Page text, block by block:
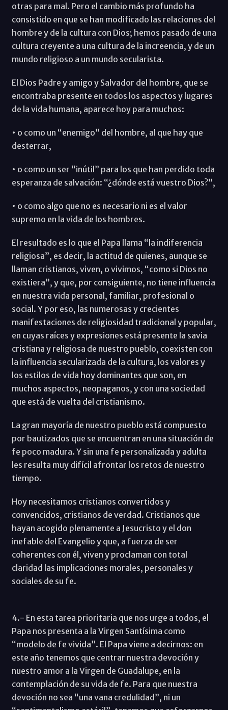
otras para mal. Pero el cambio más profundo ha
consistido en que se han modificado las relaciones del
hombre y de la cultura con Dios; hemos pasado de una
cultura creyente a una cultura de la increencia, y de un
mundo religioso a un mundo secularista.
El Dios Padre y amigo y Salvador del hombre, que se
encontraba presente en todos los aspectos y lugares
de la vida humana, aparece hoy para muchos:
• o como un “enemigo” del hombre, al que hay que
desterrar,
• o como un ser “inútil” para los que han perdido toda
esperanza de salvación: “¿dónde está vuestro Dios?”,
• o como algo que no es necesario ni es el valor
supremo en la vida de los hombres.
El resultado es lo que el Papa llama “la indiferencia
religiosa”, es decir, la actitud de quienes, aunque se
llaman cristianos, viven, o vivimos, “como si Dios no
existiera”, y que, por consiguiente, no tiene influencia
en nuestra vida personal, familiar, profesional o
social. Y por eso, las numerosas y crecientes
manifestaciones de religiosidad tradicional y popular,
en cuyas raíces y expresiones está presente la savia
cristiana y religiosa de nuestro pueblo, coexisten con
la influencia secularizada de la cultura, los valores y
los estilos de vida hoy dominantes que son, en
muchos aspectos, neopaganos, y con una sociedad
que está de vuelta del cristianismo.
La gran mayoría de nuestro pueblo está compuesto
por bautizados que se encuentran en una situación de
fe poco madura. Y sin una fe personalizada y adulta
les resulta muy difícil afrontar los retos de nuestro
tiempo.
Hoy necesitamos cristianos convertidos y
convencidos, cristianos de verdad. Cristianos que
hayan acogido plenamente a Jesucristo y el don
inefable del Evangelio y que, a fuerza de ser
coherentes con él, viven y proclaman con total
claridad las implicaciones morales, personales y
sociales de su fe.
4.- En esta tarea prioritaria que nos urge a todos, el
Papa nos presenta a la Virgen Santísima como
“modelo de fe vivida”. El Papa viene a decirnos: en
este año tenemos que centrar nuestra devoción y
nuestro amor a la Virgen de Guadalupe, en la
contemplación de su vida de fe. Para que nuestra
devoción no sea “una vana credulidad”, ni un